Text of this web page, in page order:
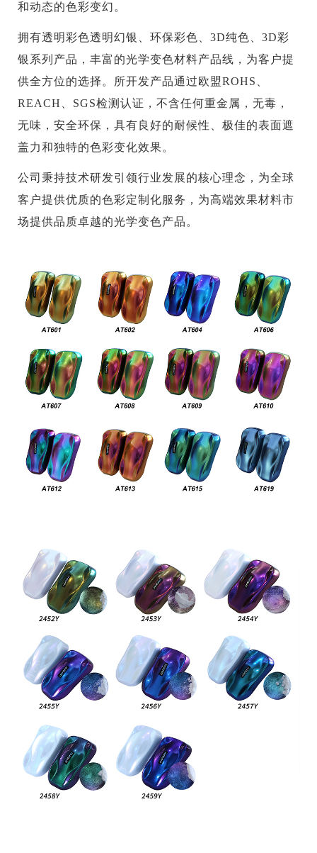
和动态的色彩变幻。
拥有透明彩色透明幻银、环保彩色、3D纯色、3D彩
银系列产品，丰富的光学变色材料产品线，为客户提
供全方位的选择。所开发产品通过欧盟ROHS、
REACH、SGS检测认证，不含任何重金属，无毒，
无味，安全环保，具有良好的耐候性、极佳的表面遮
盖力和独特的色彩变化效果。
公司秉持技术研发引领行业发展的核心理念，为全球
客户提供优质的色彩定制化服务，为高端效果材料市
场提供品质卓越的光学变色产品。